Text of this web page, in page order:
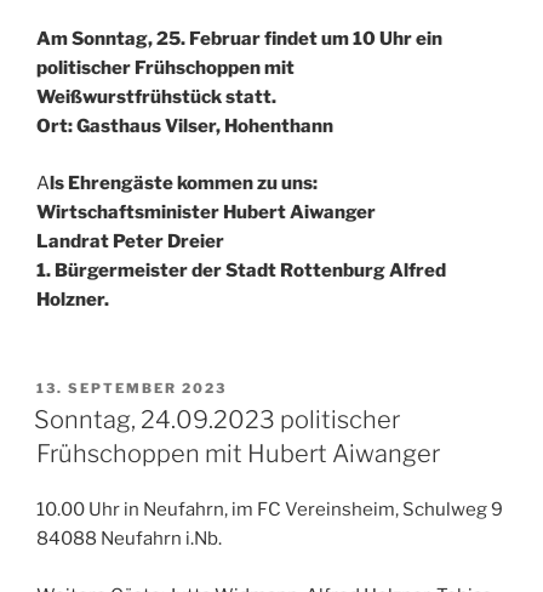
Am Sonntag, 25. Februar findet um 10 Uhr ein
politischer Frühschoppen mit
Weißwurstfrühstück statt.
Ort: Gasthaus Vilser, Hohenthann
Als Ehrengäste kommen zu uns:
Wirtschaftsminister Hubert Aiwanger
Landrat Peter Dreier
1. Bürgermeister der Stadt Rottenburg Alfred
Holzner.
VERÖFFENTLICHT
AM
13. SEPTEMBER 2023
Sonntag, 24.09.2023 politischer
Frühschoppen mit Hubert Aiwanger
10.00 Uhr in Neufahrn, im FC Vereinsheim, Schulweg 9
84088 Neufahrn i.Nb.